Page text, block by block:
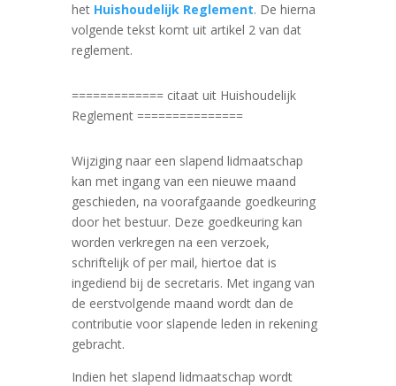
het Huishoudelijk Reglement. De hierna
volgende tekst komt uit artikel 2 van dat
reglement.
============= citaat uit Huishoudelijk
Reglement ===============
Wijziging naar een slapend lidmaatschap
kan met ingang van een nieuwe maand
geschieden, na voorafgaande goedkeuring
door het bestuur. Deze goedkeuring kan
worden verkregen na een verzoek,
schriftelijk of per mail, hiertoe dat is
ingediend bij de secretaris. Met ingang van
de eerstvolgende maand wordt dan de
contributie voor slapende leden in rekening
gebracht.
Indien het slapend lidmaatschap wordt